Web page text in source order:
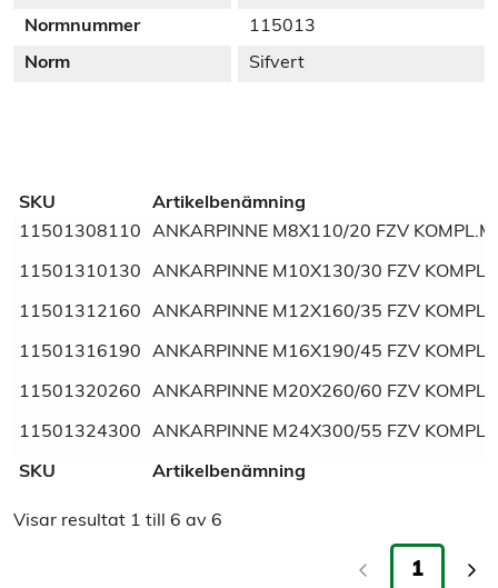
Normnummer 115013
Norm Sifvert
Weight N/A
Dimensions N/A
Material Stål
Metrisk gänga
Ytbehandling Varmförzinkad
SKU
Artikelbenämning
11501308110
ANKARPINNE M8X110/20 FZV
11501310130 ANKARPINNE M10X130/30 FZV
11501312160 ANKARPINNE M12X160/35 FZV
11501316190 ANKARPINNE M16X190/45 FZV
11501320260 ANKARPINNE M20X260/60 FZV
11501324300 ANKARPINNE M24X300/55 FZV
SKU Artikelbenämning
Visar resultat 1 till 6 av 6
1